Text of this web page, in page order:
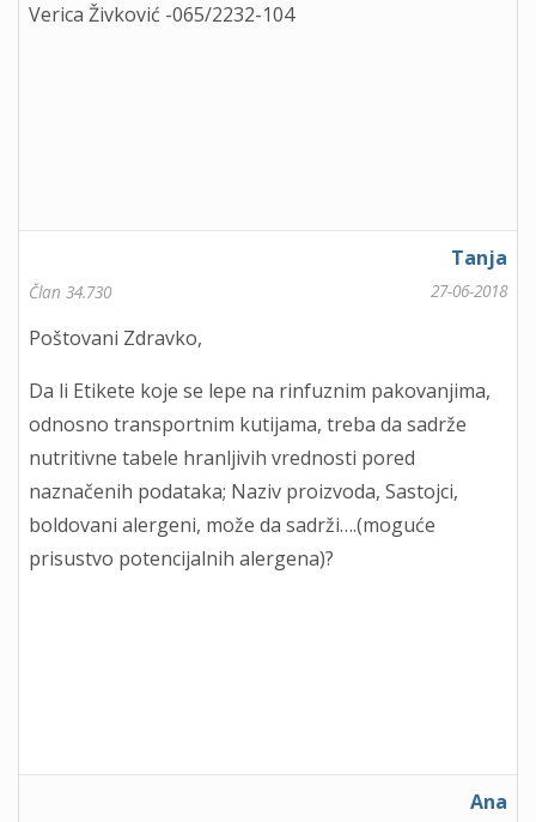
Verica Živković -065/2232-104
Tanja
Član 34.730 27-06-2018
Poštovani Zdravko,
Da li Etikete koje se lepe na rinfuznim pakovanjima,
odnosno transportnim kutijama, treba da sadrže
nutritivne tabele hranljivih vrednosti pored
naznačenih podataka; Naziv proizvoda, Sastojci,
boldovani alergeni, može da sadrži….(moguće
prisustvo potencijalnih alergena)?
Ana